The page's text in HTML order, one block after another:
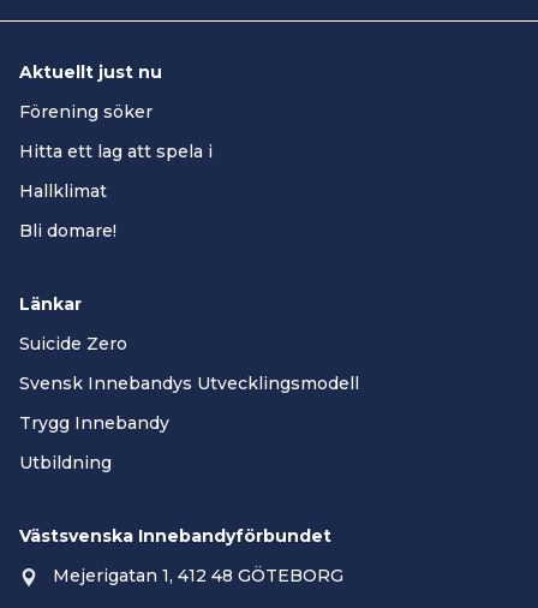
Aktuellt just nu
Förening söker
Hitta ett lag att spela i
Hallklimat
Bli domare!
Länkar
Suicide Zero
Svensk Innebandys Utvecklingsmodell
Trygg Innebandy
Utbildning
Västsvenska Innebandyförbundet
Mejerigatan 1, 412 48 GÖTEBORG